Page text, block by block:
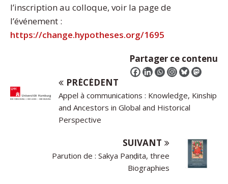
l’inscription au colloque, voir la page de
l’événement :
https://change.hypotheses.org/1695
Partager ce contenu
PRÉCÉDENT
Appel à communications : Knowledge, Kinship
and Ancestors in Global and Historical
Perspective
SUIVANT
Parution de : Sakya Paṇḍita, three
Biographies